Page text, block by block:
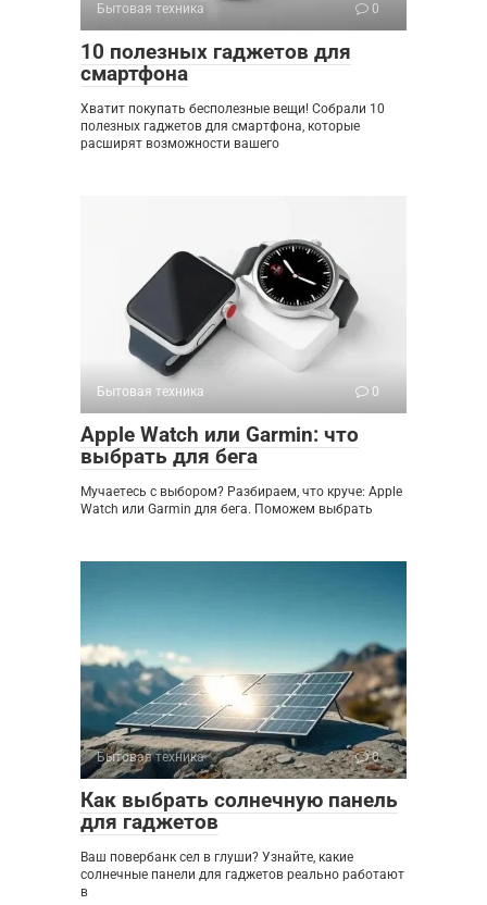
Бытовая техника 0
10 полезных гаджетов для
смартфона
Хватит покупать бесполезные вещи! Собрали 10
полезных гаджетов для смартфона, которые
расширят возможности вашего
Бытовая техника 0
Apple Watch или Garmin: что
выбрать для бега
Мучаетесь с выбором? Разбираем, что круче: Apple
Watch или Garmin для бега. Поможем выбрать
Бытовая техника 0
Как выбрать солнечную панель
для гаджетов
Ваш повербанк сел в глуши? Узнайте, какие
солнечные панели для гаджетов реально работают
в